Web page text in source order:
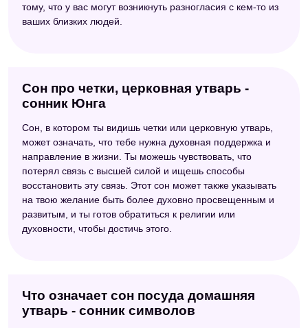
тому, что у вас могут возникнуть разногласия с кем-то из
ваших близких людей.
Сон про четки, церковная утварь -
сонник Юнга
Сон, в котором ты видишь четки или церковную утварь,
может означать, что тебе нужна духовная поддержка и
направление в жизни. Ты можешь чувствовать, что
потерял связь с высшей силой и ищешь способы
восстановить эту связь. Этот сон может также указывать
на твою желание быть более духовно просвещенным и
развитым, и ты готов обратиться к религии или
духовности, чтобы достичь этого.
Что означает сон посуда домашняя
утварь - сонник символов